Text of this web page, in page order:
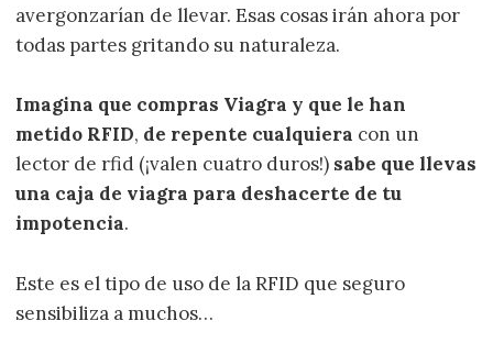
avergonzarían de llevar. Esas cosas irán ahora por
todas partes gritando su naturaleza.
Imagina que compras Viagra y que le han
metido RFID, de repente cualquiera con un
lector de rfid (¡valen cuatro duros!) sabe que llevas
una caja de viagra para deshacerte de tu
impotencia.
Este es el tipo de uso de la RFID que seguro
sensibiliza a muchos…